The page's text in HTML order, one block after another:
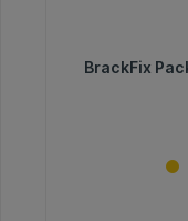
BrackFix